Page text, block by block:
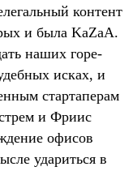
контент
и была KaZaA.
наших горе-
исках, и
стартаперам
и Фриис
офисов
удариться в